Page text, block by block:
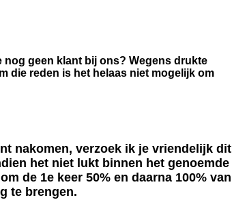
nog geen klant bij ons? Wegens drukte
die reden is het helaas niet mogelijk om
nakomen, verzoek ik je vriendelijk dit
het niet lukt binnen het genoemde
de 1e keer 50% en daarna 100% van
te brengen.